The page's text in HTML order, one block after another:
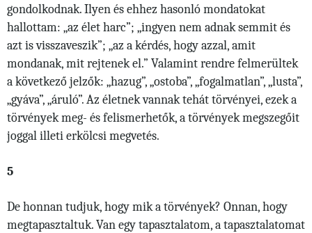
gondolkodnak. Ilyen és ehhez hasonló mondatokat
hallottam: „az élet harc”; „ingyen nem adnak semmit és
azt is visszaveszik”; „az a kérdés, hogy azzal, amit
mondanak, mit rejtenek el.” Valamint rendre felmerültek
a következő jelzők: „hazug”, „ostoba”, „fogalmatlan”, „lusta”,
„gyáva”, „áruló”. Az életnek vannak tehát törvényei, ezek a
törvények meg- és felismerhetők, a törvények megszegőit
joggal illeti erkölcsi megvetés.
5
De honnan tudjuk, hogy mik a törvények? Onnan, hogy
megtapasztaltuk. Van egy tapasztalatom, a tapasztalatomat